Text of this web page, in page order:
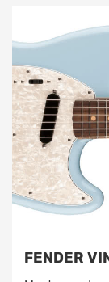
FENDER